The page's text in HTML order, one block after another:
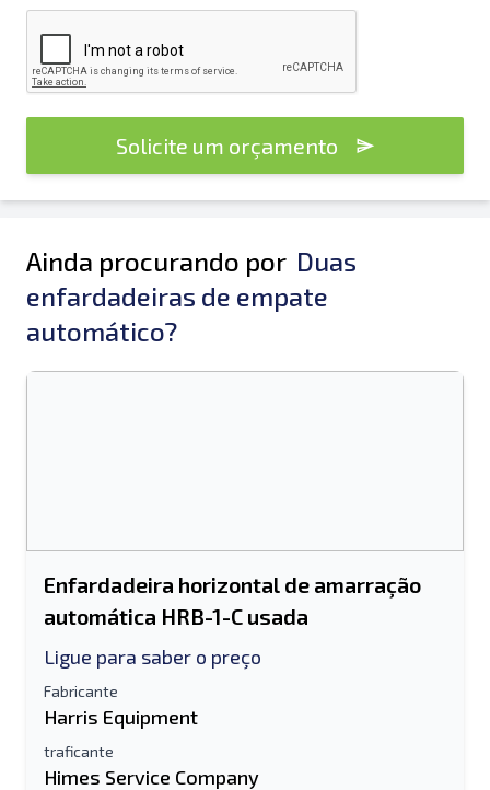
Solicite um orçamento
Ainda procurando por Duas
enfardadeiras de empate
automático?
Enfardadeira horizontal de amarração
automática HRB-1-C usada
Ligue para saber o preço
Fabricante
Harris Equipment
traficante
Himes Service Company